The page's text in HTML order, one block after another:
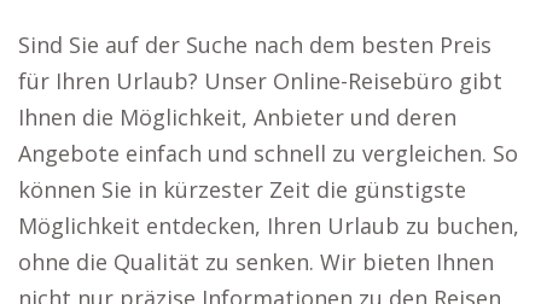
Sind Sie auf der Suche nach dem besten Preis
für Ihren Urlaub? Unser Online-Reisebüro gibt
Ihnen die Möglichkeit, Anbieter und deren
Angebote einfach und schnell zu vergleichen. So
können Sie in kürzester Zeit die günstigste
Möglichkeit entdecken, Ihren Urlaub zu buchen,
ohne die Qualität zu senken. Wir bieten Ihnen
nicht nur präzise Informationen zu den Reisen,